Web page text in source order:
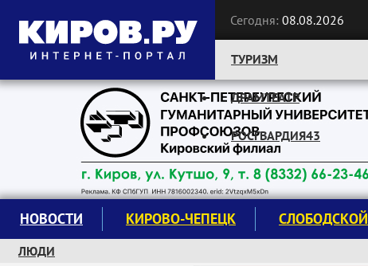
Сегодня: 08.08.2026
Следите за новостями:
ТУРИЗМ
ДРАМТЕАТР
РОСГВАРДИЯ43
НОВОСТИ КИРОВО-ЧЕПЕЦК СЛОБОДСКОЙ
ЛЮДИ